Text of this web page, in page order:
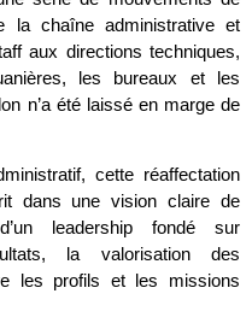
la chaîne administrative et
aux directions techniques,
les bureaux et les
n’a été laissé en marge de
cette réaffectation
dans une vision claire de
leadership fondé sur
la valorisation des
les profils et les missions